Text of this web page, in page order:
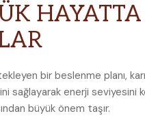
bir beslenme planı,
sağlayarak enerji seviyesini
büyük önem taşır.